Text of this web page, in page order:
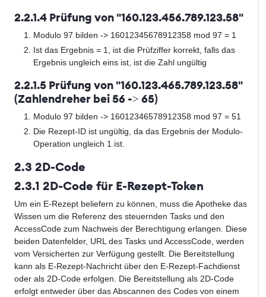
2.2.1.4 Prüfung von "160.123.456.789.123.58"
Modulo 97 bilden -> 16012345678912358 mod 97 = 1
Ist das Ergebnis = 1, ist die Prüfziffer korrekt, falls das
Ergebnis ungleich eins ist, ist die Zahl ungültig
2.2.1.5 Prüfung von "160.123.465.789.123.58"
(Zahlendreher bei 56 -> 65)
Modulo 97 bilden -> 16012346578912358 mod 97 = 51
Die Rezept-ID ist ungültig, da das Ergebnis der Modulo-
Operation ungleich 1 ist.
2.3 2D-Code
2.3.1 2D-Code für E-Rezept-Token
Um ein E-Rezept beliefern zu können, muss die Apotheke das
Wissen um die Referenz des steuernden Tasks und den
AccessCode zum Nachweis der Berechtigung erlangen. Diese
beiden Datenfelder, URL des Tasks und AccessCode, werden
vom Versicherten zur Verfügung gestellt. Die Bereitstellung
kann als E-Rezept-Nachricht über den E-Rezept-Fachdienst
oder als 2D-Code erfolgen. Die Bereitstellung als 2D-Code
erfolgt entweder über das Abscannen des Codes von einem